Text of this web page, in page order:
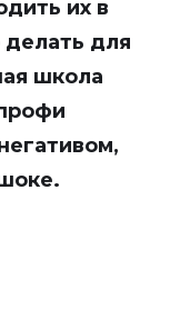
их в
делать для
школа